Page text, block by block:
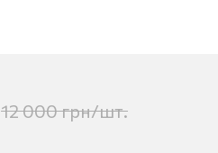
12 000 грн/шт.